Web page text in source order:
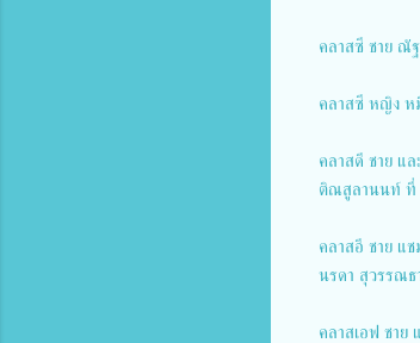
คลาสซี ชาย ณั
คลาสซี หญิง ห
คลาสดี ชาย แ
ติณสูลานนท์ ที่
คลาสอี ชาย แ
นรดา สุวรรณธ
คลาสเอฟ ชาย